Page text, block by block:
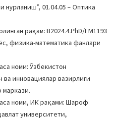
нурланиш”, 01.04.05 – Оптика
рақам: B2024.4.PhD/FM1193
физика-математика фанлари
номи: Ўзбекистон
инновациялар вазирлиги
маркази.
номи, ИК рақами: Шароф
университети,